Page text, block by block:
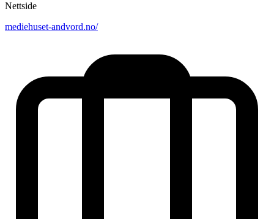
Nettside
mediehuset-andvord.no/